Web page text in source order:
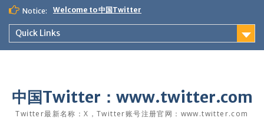
Skip
content
Notice: Welcome to 中国Twitter
Quick Links
中国Twitter：www.twitter.com
Twitter最新名称：X，Twitter账号注册官网：www.twitter.com